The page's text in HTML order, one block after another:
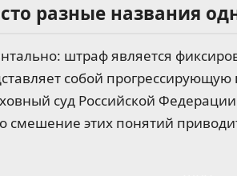
разные названия
штраф является
собой
суд Российской
смешение этих понятий